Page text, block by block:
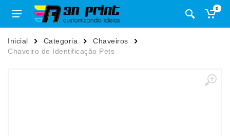
0
Inicial Categoria
Chaveiros
Chaveiro de Identificação Pets